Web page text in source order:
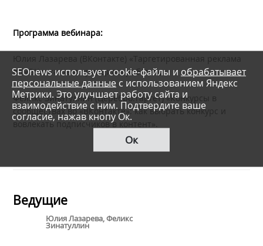
Программа вебинара:
Юлия Лазарева (ВКонтакте) «Таргетированная реклама
во «ВКонтакте»: принципы работы»;
Феликс Зинатуллин (Церебро.Таргет) «Конкурсы в
сообществах во «ВКонтакте»: как выбрать конкурс и
вовлекать подписчиков в контент».
Ведущие
Юлия Лазарева, Феликс
Зинатуллин
SEOnews использует cookie-файлы и обрабатывает
персональные данные с использованием Яндекс
Метрики. Это улучшает работу сайта и
взаимодействие с ним. Подтвердите ваше
согласие, нажав кнопу Ок.
Ок